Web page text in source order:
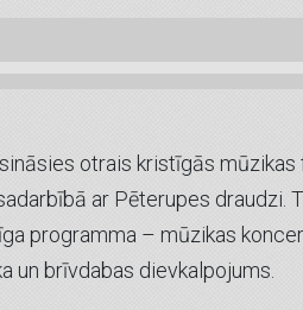
otrais kristīgās mūzikas
ar Pēterupes draudzi.
programma – mūzikas
un brīvdabas dievkalpojums.